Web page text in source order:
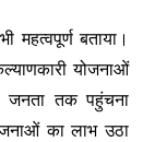
महत्वपूर्ण बताया।
योजनाओं
जनता तक पहुंचना
का लाभ उठा